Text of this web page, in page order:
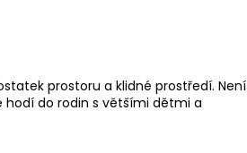
prostoru a klidné prostředí. Není
hodí do rodin s většími dětmi a